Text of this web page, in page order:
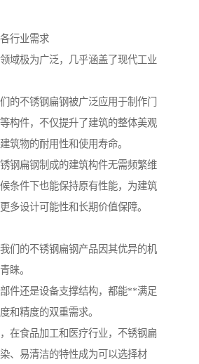
行业需求
域极为广泛，几乎涵盖了现代工业
的不锈钢扁钢被广泛应用于制作门
构件，不仅提升了建筑的整体美观
筑物的耐用性和使用寿命。
钢扁钢制成的建筑构件无需频繁维
条件下也能保持原有性能，为建筑
多设计可能性和长期价值保障。
们的不锈钢扁钢产品因其优异的机
睐。
件还是设备支撑结构，都能**满足
和精度的双重需求。
在食品加工和医疗行业，不锈钢扁
、易清洁的特性成为可以选择材